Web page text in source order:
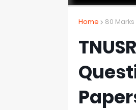
Home 80